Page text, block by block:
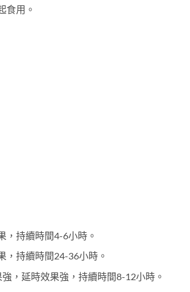
食用。
，持續時間4-6小時。
，持續時間24-36小時。
，延時效果強，持續時間8-12小時。